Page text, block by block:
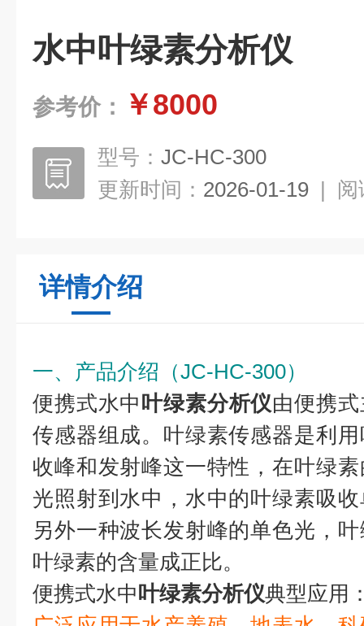
水中叶绿素分析仪
参考价： ￥8000
型号： JC-HC-300
更新时间： 2026-01-19 | 阅
详情介绍
一、产品介绍（JC-HC-300）
便携式水中叶绿素分析仪由便携
传感器组成。叶绿素传感器是利
收峰和发射峰这一特性，在叶绿
光照射到水中，水中的叶绿素吸
另外一种波长发射峰的单色光，
叶绿素的含量成正比。
便携式水中叶绿素分析仪典型应用